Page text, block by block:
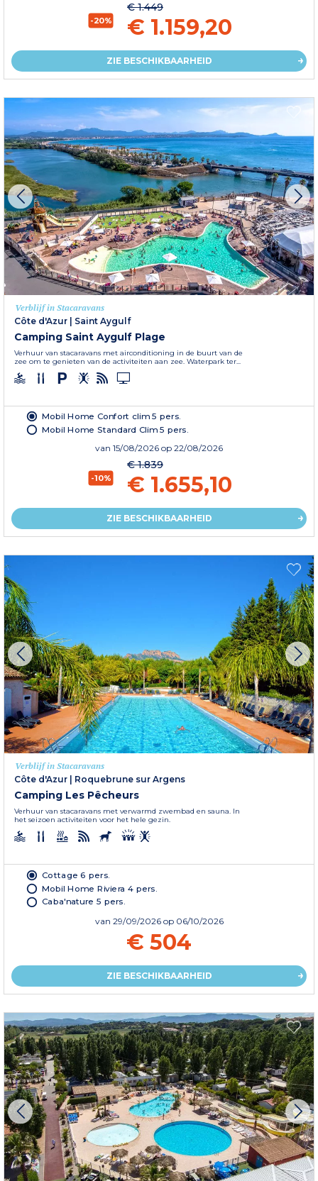
-20%
€ 1.449
€ 1.159,20
ZIE BESCHIKBAARHEID
Verblijf in Stacaravans
Côte d'Azur
Saint Aygulf
Camping Saint Aygulf Plage
Verhuur van stacaravans met airconditioning in de buurt van de
zee om te genieten van de activiteiten aan zee. Waterpark ter...
Mobil Home Confort clim 5 pers.
Mobil Home Standard Clim 5 pers.
van 15/08/2026 op 22/08/2026
-10%
€ 1.839
€ 1.655,10
ZIE BESCHIKBAARHEID
Verblijf in Stacaravans
Côte d'Azur | Roquebrune sur Argens
Camping Les Pêcheurs
Verhuur van stacaravans met verwarmd zwembad en sauna. In
het seizoen activiteiten voor het hele gezin.
Cottage 6 pers.
Mobil Home Riviera 4 pers.
Caba'nature 5 pers.
van 29/09/2026 op 06/10/2026
€ 504
ZIE BESCHIKBAARHEID